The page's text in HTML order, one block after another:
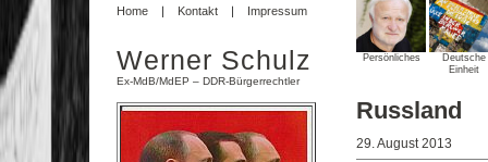
Russland
29. August 2013
Home Kontakt Impressum
Werner Schulz
Ex-MdB/MdEP – DDR-Bürgerrechtler
Persönliches
Deutsche
Einheit